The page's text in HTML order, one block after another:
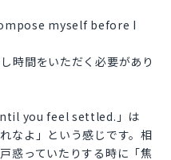
myself before I
時間をいただく必要があり
you feel settled.」は
なよ」という感じです。相
惑っていたりする時に「焦